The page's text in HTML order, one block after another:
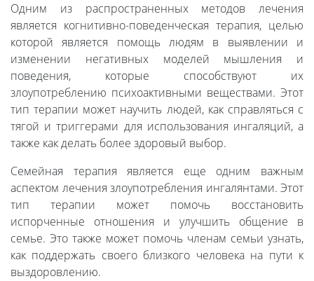
Одним из распространенных методов лечения
является когнитивно-поведенческая терапия, целью
которой является помощь людям в выявлении и
изменении негативных моделей мышления и
поведения, которые способствуют их
злоупотреблению психоактивными веществами. Этот
тип терапии может научить людей, как справляться с
тягой и триггерами для использования ингаляций, а
также как делать более здоровый выбор.
Семейная терапия является еще одним важным
аспектом лечения злоупотребления ингалянтами. Этот
тип терапии может помочь восстановить
испорченные отношения и улучшить общение в
семье. Это также может помочь членам семьи узнать,
как поддержать своего близкого человека на пути к
выздоровлению.